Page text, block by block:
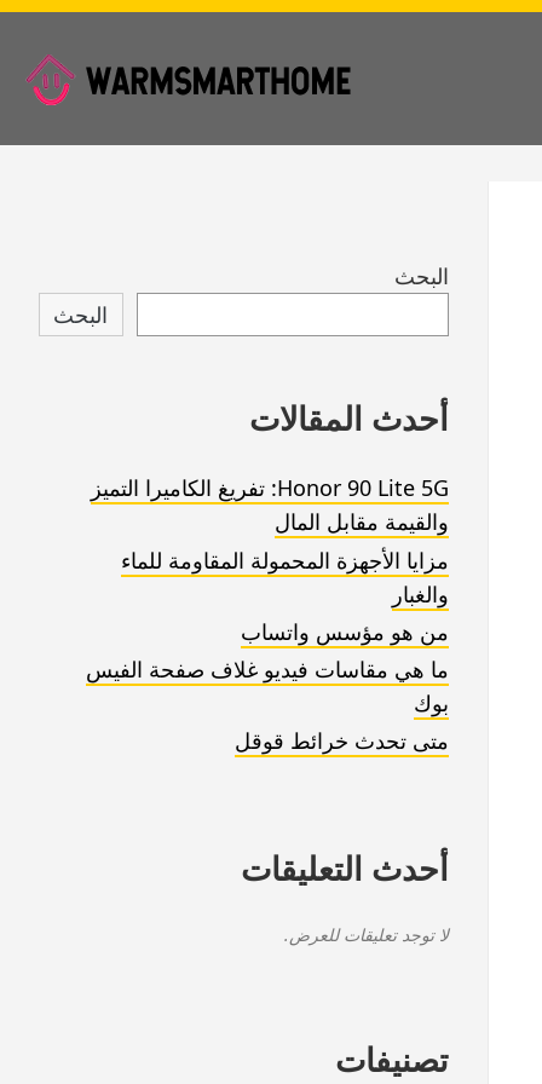
Skip
footer
البحث
البحث
أحدث المقالات
Honor 90 Lite 5G: تفريغ الكاميرا التميز
والقيمة مقابل المال
مزايا الأجهزة المحمولة المقاومة للماء
والغبار
من هو مؤسس واتساب
ما هي مقاسات فيديو غلاف صفحة الفيس
بوك
متى تحدث خرائط قوقل
أحدث التعليقات
لا توجد تعليقات للعرض.
تصنيفات